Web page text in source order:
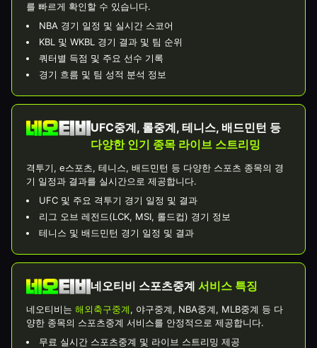
를 빠르게 확인할 수 있습니다.
NBA 경기 일정 및 실시간 스코어
KBL 및 WKBL 경기 결과 및 팀 순위
쿼터별 득점 및 주요 선수 기록
경기 흐름 및 팀 성적 분석 정보
UFC중계, 롤중계, 테니스, 배드민턴 등
다양한 인기 종목 라이브 스트리밍
격투기, e스포츠, 테니스, 배드민턴 등 다양한 스포츠 종목의 경
기 일정과 결과를 실시간으로 제공합니다.
UFC 및 주요 격투기 경기 일정 및 결과
리그 오브 레전드(LCK, MSI, 롤드컵) 경기 정보
테니스 및 배드민턴 경기 일정 및 결과
네오티비 스포츠중계 서비스 특징
네오티비는 해외축구중계, 야구중계, NBA중계, MLB중계 등 다
양한 종목의 스포츠중계 서비스를 안정적으로 제공합니다.
무료 실시간 스포츠중계 및 라이브 스트리밍 제공